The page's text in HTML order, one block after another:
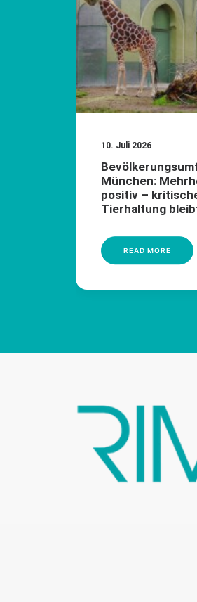
10. Juli 2026
München:
positiv –
Tierhaltung
READ MORE